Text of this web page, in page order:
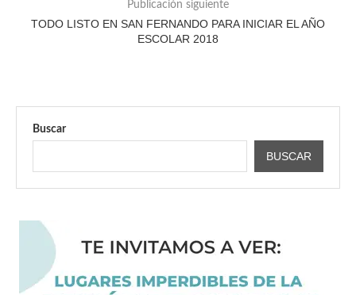
Publicación siguiente
TODO LISTO EN SAN FERNANDO PARA INICIAR EL AÑO
ESCOLAR 2018
Buscar
BUSCAR